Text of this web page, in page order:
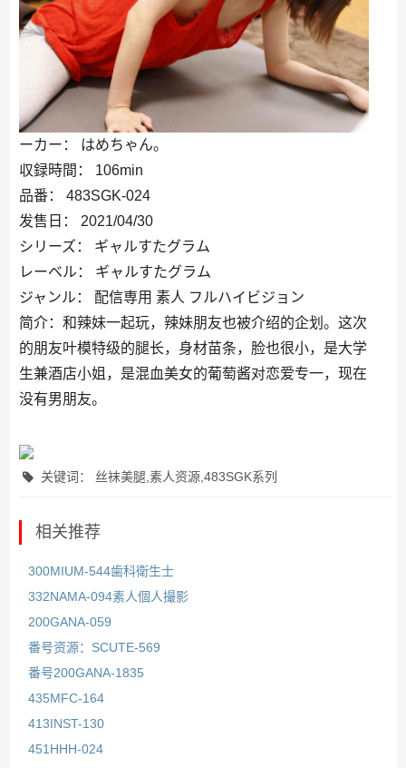
ーカー： はめちゃん。
収録時間： 106min
品番： 483SGK-024
发售日： 2021/04/30
シリーズ： ギャルすたグラム
レーベル： ギャルすたグラム
ジャンル： 配信専用 素人 フルハイビジョン
简介：和辣妹一起玩，辣妹朋友也被介绍的企划。这次
的朋友叶模特级的腿长，身材苗条，脸也很小，是大学
生兼酒店小姐，是混血美女的葡萄酱对恋爱专一，现在
没有男朋友。
关键词： 丝袜美腿,素人资源,483SGK系列
相关推荐
300MIUM-544歯科衛生士
332NAMA-094素人個人撮影
200GANA-059
番号资源：SCUTE-569
番号200GANA-1835
435MFC-164
413INST-130
451HHH-024